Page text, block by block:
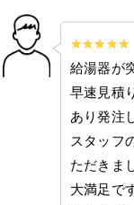
給湯器が
早速見積
あり発注
スタッフ
ただきま
大満足で